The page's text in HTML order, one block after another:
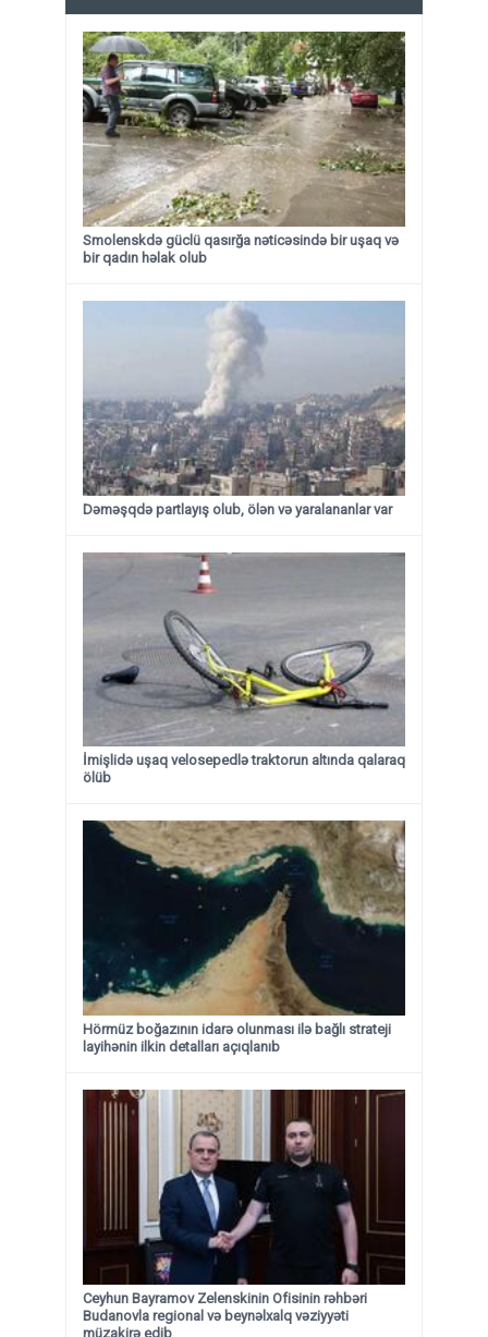
Smolenskdə güclü qasırğa nəticəsində bir uşaq və
bir qadın həlak olub
Dəməşqdə partlayış olub, ölən və yaralananlar var
İmişlidə uşaq velosepedlə traktorun altında qalaraq
ölüb
Hörmüz boğazının idarə olunması ilə bağlı strateji
layihənin ilkin detalları açıqlanıb
Ceyhun Bayramov Zelenskinin Ofisinin rəhbəri
Budanovla regional və beynəlxalq vəziyyəti
müzakirə edib